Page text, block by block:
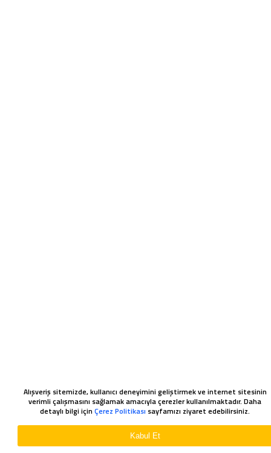
WHATSAPP SIPARIŞ
Alışveriş sitemizde, kullanıcı deneyimini geliştirmek ve internet sitesinin
verimli çalışmasını sağlamak amacıyla çerezler kullanılmaktadır. Daha
detaylı bilgi içinÇerez Politikası sayfamızı ziyaret edebilirsiniz.
Kabul Et